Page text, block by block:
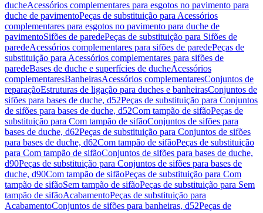
ducheAcessórios complementares para esgotos no pavimento para
duche de pavimentoPeças de substituição para Acessórios
complementares para esgotos no pavimento para duche de
pavimentoSifões de paredePeças de substituição para Sifões de
paredeAcessórios complementares para sifões de paredePeças de
substituição para Acessórios complementares para sifões de
paredeBases de duche e superfícies de ducheAcessórios
complementaresBanheirasAcessórios complementaresConjuntos de
reparaçãoEstruturas de ligação para duches e banheirasConjuntos de
sifões para bases de duche, d52Peças de substituição para Conjuntos
de sifões para bases de duche, d52Com tampão de sifãoPeças de
substituição para Com tampão de sifãoConjuntos de sifões para
bases de duche, d62Peças de substituição para Conjuntos de sifões
para bases de duche, d62Com tampão de sifãoPeças de substituição
para Com tampão de sifãoConjuntos de sifões para bases de duche,
d90Peças de substituição para Conjuntos de sifões para bases de
duche, d90Com tampão de sifãoPeças de substituição para Com
tampão de sifãoSem tampão de sifãoPeças de substituição para Sem
tampão de sifãoAcabamentoPeças de substituição para
AcabamentoConjuntos de sifões para banheiras, d52Peças de